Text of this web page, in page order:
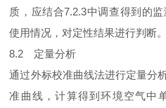
质，应结合7.2.3中调查得到的
使用情况，对定性结果进行判断。
8.2 定量分析
通过外标校准曲线法进行定量分
准曲线，计算得到环境空气中